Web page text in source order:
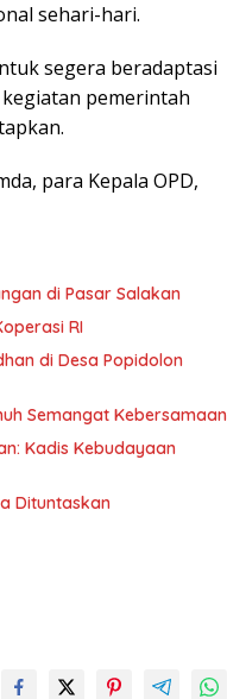
sehari-hari.
segera beradaptasi
pemerintah
para Kepala OPD,
di Pasar Salakan
RI
di Desa Popidolon
Semangat Kebersamaan
Kadis Kebudayaan
Dituntaskan